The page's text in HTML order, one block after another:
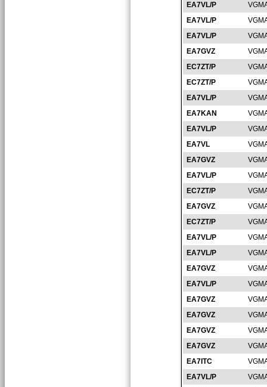
EA7VL/P
EA7VL/P
EA7VL/P
EA7GVZ
EC7ZT/P
EC7ZT/P
EA7VL/P
EA7KAN
EA7VL/P
EA7VL
EA7GVZ
EA7VL/P
EC7ZT/P
EA7GVZ
EC7ZT/P
EA7VL/P
EA7VL/P
EA7GVZ
EA7VL/P
EA7GVZ
EA7GVZ
EA7GVZ
EA7GVZ
EA7ITC
EA7VL/P